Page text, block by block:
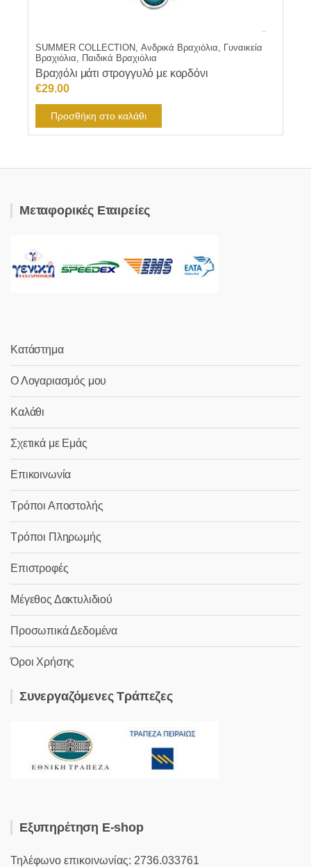
SUMMER COLLECTION, Ανδρικά Βραχιόλια, Γυναικεία
Βραχιόλια, Παιδικά Βραχιόλια
Βραχιόλι μάτι στρογγυλό με κορδόνι
€29.00
Προσθήκη στο καλάθι
Μεταφορικές Εταιρείες
Κατάστημα
Ο Λογαριασμός μου
Καλάθι
Σχετικά με Εμάς
Επικοινωνία
Τρόποι Αποστολής
Τρόποι Πληρωμής
Επιστροφές
Μέγεθος Δακτυλιδιού
Προσωπικά Δεδομένα
Όροι Χρήσης
Συνεργαζόμενες Τράπεζες
Εξυπηρέτηση E-shop
Τηλέφωνο επικοινωνίας: 2736.033761